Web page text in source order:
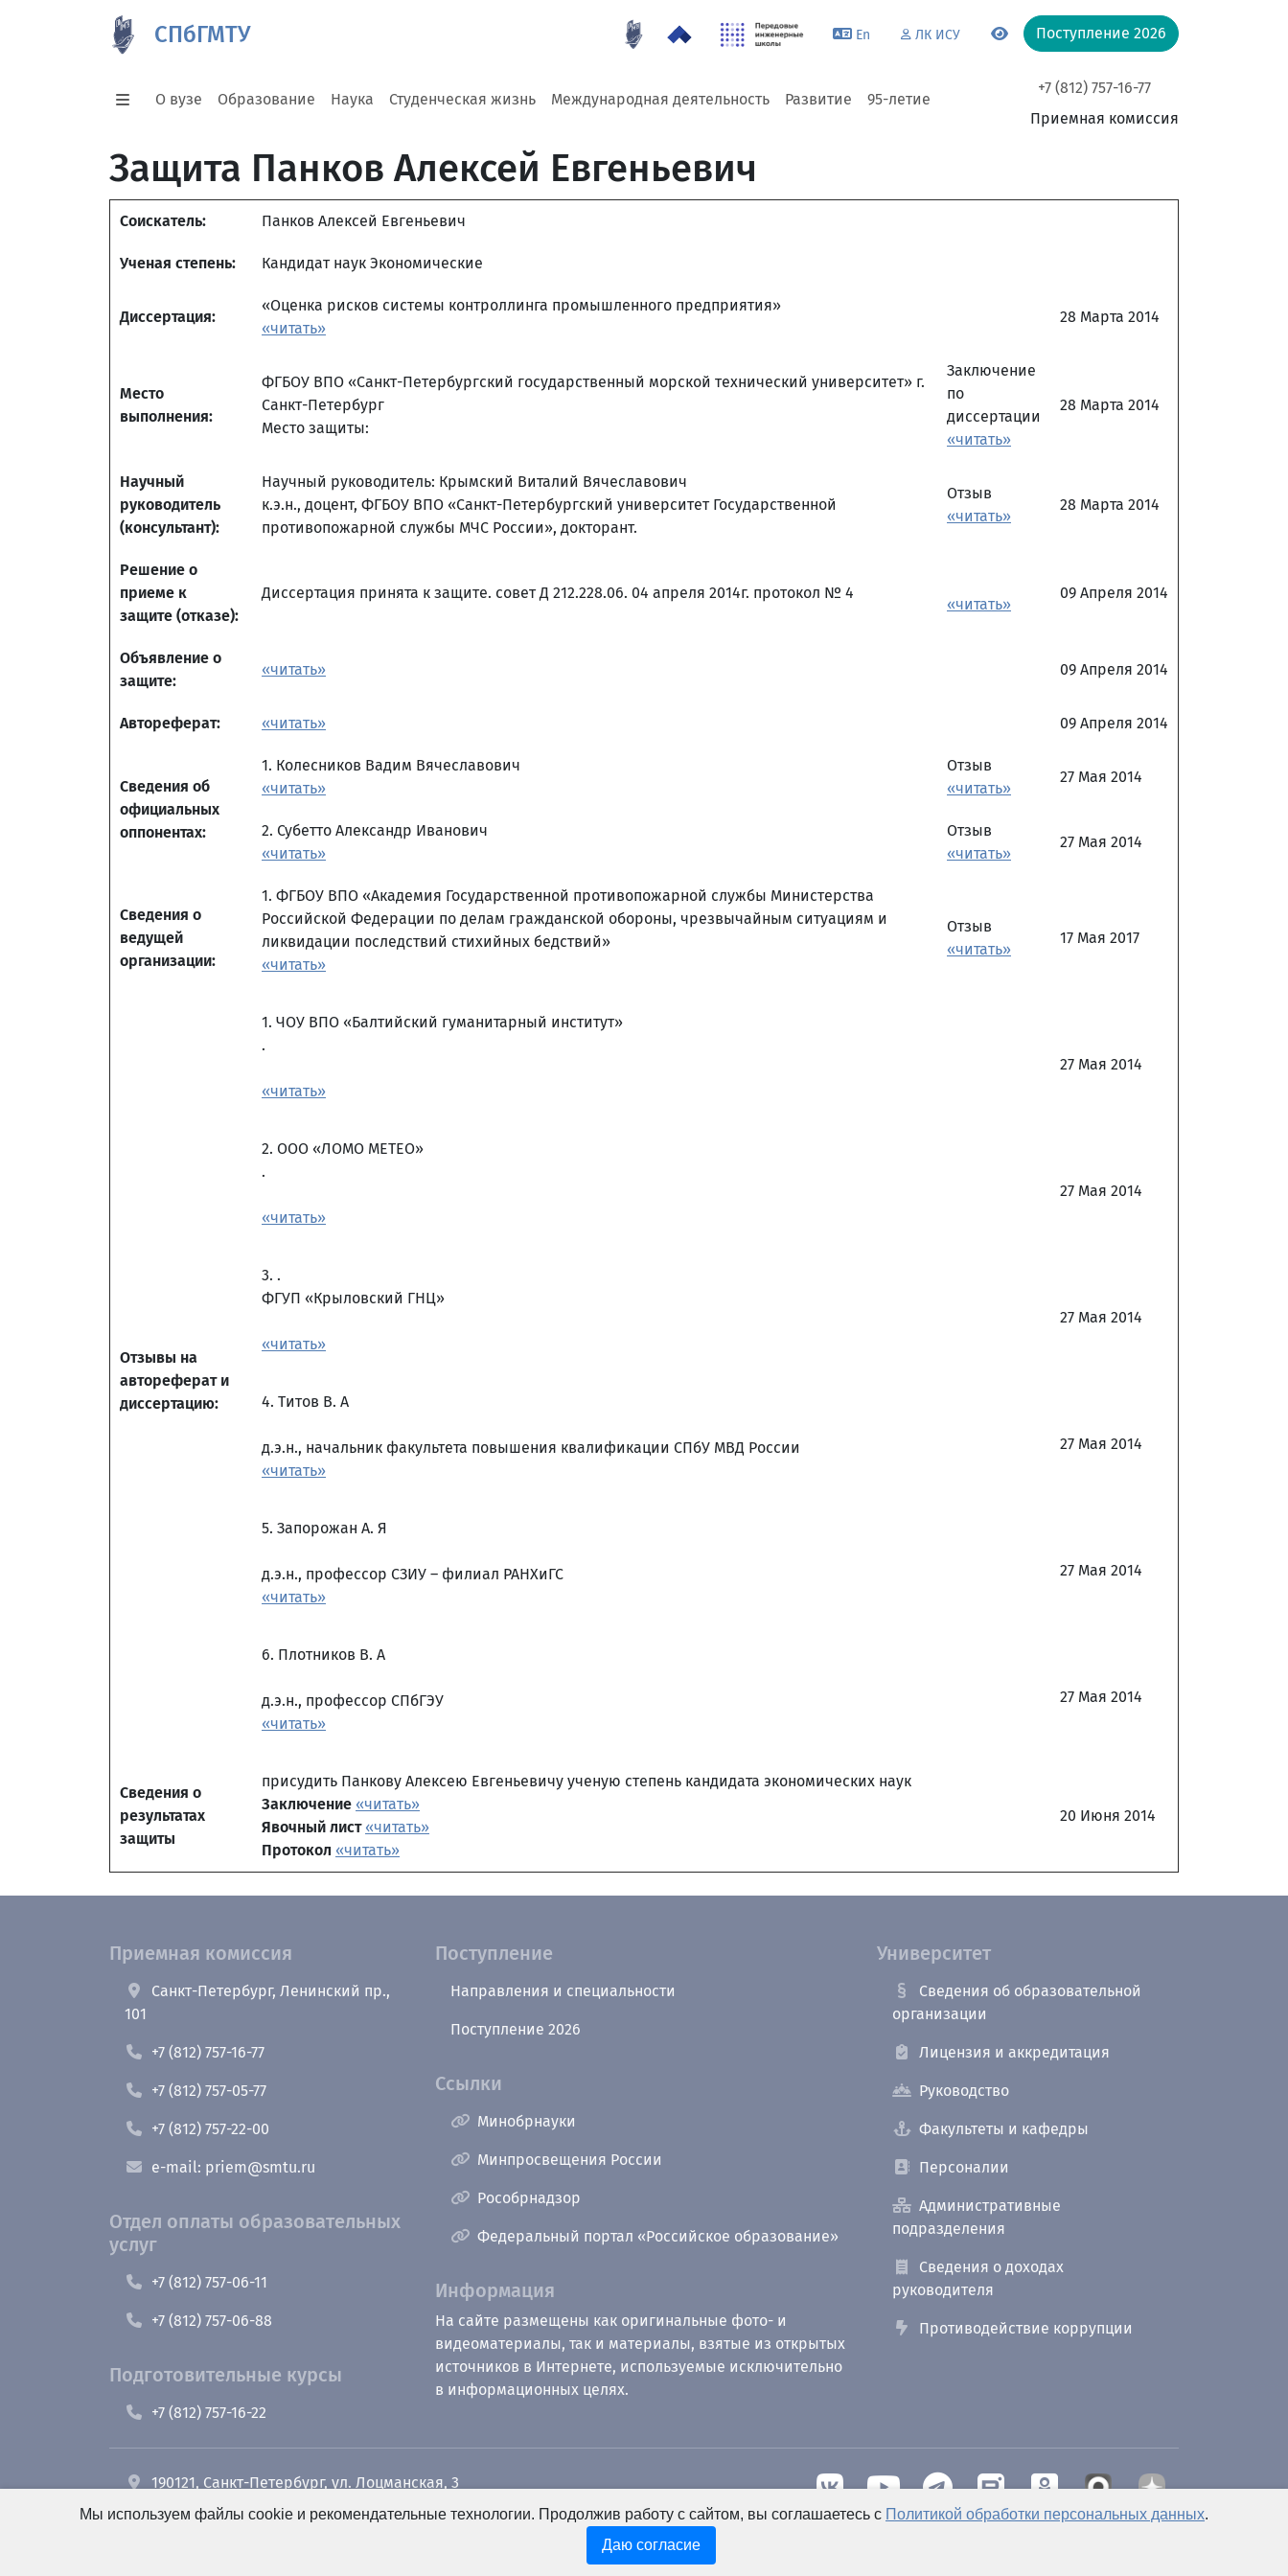
СПбГМТУ En ЛК ИСУ Поступление 2026
О вузе Образование Наука Студенческая жизнь Международная деятельность Развитие 95-летие
+7 (812) 757-16-77
Приемная комиссия
Защита Панков Алексей Евгеньевич
Соискатель: Панков Алексей Евгеньевич
Ученая степень: Кандидат наук Экономические
Диссертация:
«Оценка рисков системы контроллинга промышленного предприятия»
«читать»
28 Марта 2014
Место
выполнения:
ФГБОУ ВПО «Санкт-Петербургский государственный морской технический университет» г.
Санкт-Петербург
Место защиты:
Заключение
по
диссертации
«читать»
28 Марта 2014
Научный
руководитель
(консультант):
Научный руководитель: Крымский Виталий Вячеславович
к.э.н., доцент, ФГБОУ ВПО «Санкт-Петербургский университет Государственной
противопожарной службы МЧС России», докторант.
Отзыв
«читать»
28 Марта 2014
Решение о
приеме к
защите (отказе):
Диссертация принята к защите. совет Д 212.228.06. 04 апреля 2014г. протокол № 4
«читать»
09 Апреля 2014
Объявление о
защите:
«читать» 09 Апреля 2014
Автореферат: «читать» 09 Апреля 2014
Сведения об
официальных
оппонентах:
1. Колесников Вадим Вячеславович
«читать»
Отзыв
«читать»
27 Мая 2014
2. Субетто Александр Иванович
«читать»
Отзыв
«читать»
27 Мая 2014
Сведения о
ведущей
организации:
1. ФГБОУ ВПО «Академия Государственной противопожарной службы Министерства
Российской Федерации по делам гражданской обороны, чрезвычайным ситуациям и
ликвидации последствий стихийных бедствий»
«читать»
Отзыв
«читать»
17 Мая 2017
Отзывы на
автореферат и
диссертацию:
1. ЧОУ ВПО «Балтийский гуманитарный институт»
.
«читать»
27 Мая 2014
2. ООО «ЛОМО МЕТЕО»
.
«читать»
27 Мая 2014
3. .
ФГУП «Крыловский ГНЦ»
«читать»
27 Мая 2014
4. Титов В. А
д.э.н., начальник факультета повышения квалификации СПбУ МВД России
«читать»
27 Мая 2014
5. Запорожан А. Я
д.э.н., профессор СЗИУ – филиал РАНХиГС
«читать»
27 Мая 2014
6. Плотников В. А
д.э.н., профессор СПбГЭУ
«читать»
27 Мая 2014
Сведения о
результатах
защиты
присудить Панкову Алексею Евгеньевичу ученую степень кандидата экономических наук
Заключение «читать»
Явочный лист «читать»
Протокол «читать»
20 Июня 2014
Приемная комиссия
Санкт-Петербург, Ленинский пр.,
101
+7 (812) 757-16-77
+7 (812) 757-05-77
+7 (812) 757-22-00
e-mail: priem@smtu.ru
Отдел оплаты образовательных
услуг
+7 (812) 757-06-11
+7 (812) 757-06-88
Подготовительные курсы
+7 (812) 757-16-22
Поступление
Направления и специальности
Поступление 2026
Ссылки
Минобрнауки
Минпросвещения России
Рособрнадзор
Федеральный портал «Российское образование»
Информация
На сайте размещены как оригинальные фото- и
видеоматериалы, так и материалы, взятые из открытых
источников в Интернете, используемые исключительно
в информационных целях.
Университет
Сведения об образовательной
организации
Лицензия и аккредитация
Руководство
Факультеты и кафедры
Персоналии
Административные
подразделения
Сведения о доходах
руководителя
Противодействие коррупции
190121, Санкт-Петербург, ул. Лоцманская, 3
+7 (812) 495-26-48 Оперативный дежурный
Мы используем файлы cookie и рекомендательные технологии. Продолжив работу с сайтом, вы соглашаетесь с Политикой обработки персональных данных.
Даю согласие